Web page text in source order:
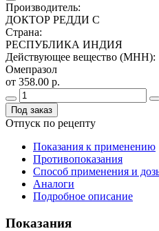
Производитель:
ДОКТОР РЕДДИ С
Страна:
РЕСПУБЛИКА ИНДИЯ
Действующее вещество (МНН):
Омепразол
от 358.00 р.
Под заказ
Отпуск по рецепту
Показания к применению
Противопоказания
Способ применения и
Аналоги
Подробное описание
Показания